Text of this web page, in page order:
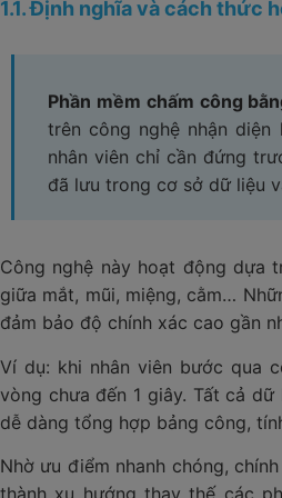
3.3. Tiêu chí lựa chọn phần mềm
4. Lạc Việt SureHCS C&B
1.1. Định nghĩa và cách thức
Phần mềm chấm công
trên công nghệ nhận diện
nhân viên chỉ cần đứng
đã lưu trong cơ sở dữ liệu
Công nghệ này hoạt động dựa
giữa mắt, mũi, miệng, cằm…
đảm bảo độ chính xác cao gần
Ví dụ: khi nhân viên bước qua
vòng chưa đến 1 giây. Tất cả
dễ dàng tổng hợp bảng công,
Nhờ ưu điểm nhanh chóng,
thành xu hướng thay thế các